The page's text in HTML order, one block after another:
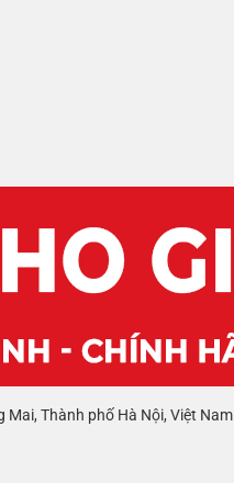
Mai, Thành phố Hà Nội, Việt Nam